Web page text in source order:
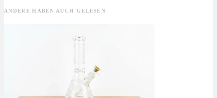
ANDERE HABEN AUCH GELESEN